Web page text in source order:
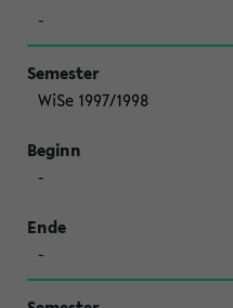
-
WiSe 1997/1998
-
-